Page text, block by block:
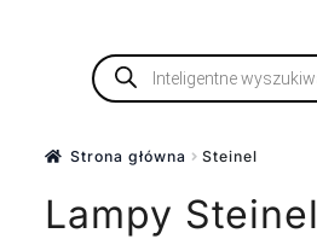
Wyszukiwarka
produktów
Strona główna Steinel
Lampy Steinel